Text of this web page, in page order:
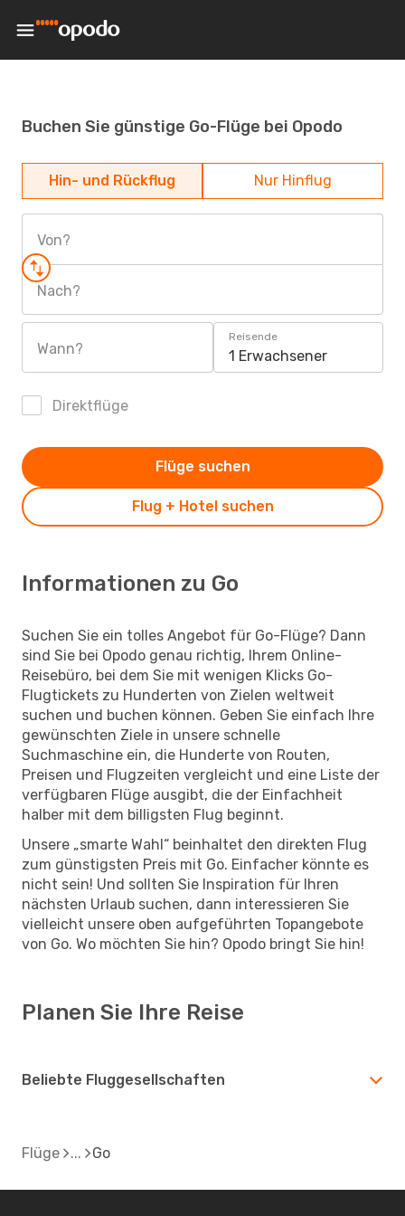
Buchen Sie günstige Go-Flüge bei Opodo
Hin- und Rückflug Nur Hinflug
Von?
Nach?
Wann?
Reisende
1 Erwachsener
Direktflüge
Flug + Hotel suchen
Flüge suchen
Informationen zu Go
Suchen Sie ein tolles Angebot für Go-Flüge? Dann
sind Sie bei Opodo genau richtig, Ihrem Online-
Reisebüro, bei dem Sie mit wenigen Klicks Go-
Flugtickets zu Hunderten von Zielen weltweit
suchen und buchen können. Geben Sie einfach Ihre
gewünschten Ziele in unsere schnelle
Suchmaschine ein, die Hunderte von Routen,
Preisen und Flugzeiten vergleicht und eine Liste der
verfügbaren Flüge ausgibt, die der Einfachheit
halber mit dem billigsten Flug beginnt.
Unsere „smarte Wahl“ beinhaltet den direkten Flug
zum günstigsten Preis mit Go. Einfacher könnte es
nicht sein! Und sollten Sie Inspiration für Ihren
nächsten Urlaub suchen, dann interessieren Sie
vielleicht unsere oben aufgeführten Topangebote
von Go. Wo möchten Sie hin? Opodo bringt Sie hin!
Planen Sie Ihre Reise
Beliebte Fluggesellschaften
Flüge Go